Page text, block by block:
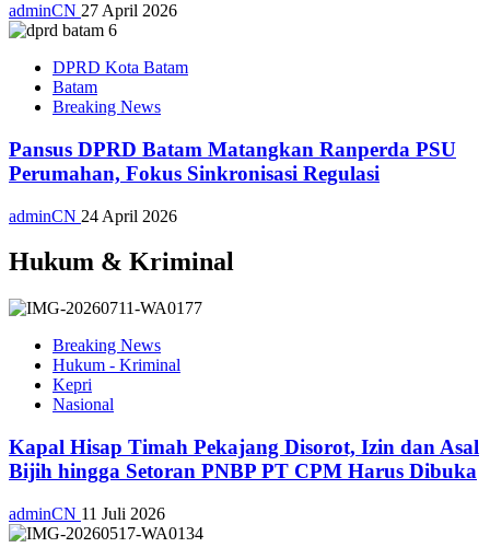
adminCN 27 April 2026
DPRD Kota Batam
Batam
Breaking News
Pansus DPRD Batam Matangkan Ranperda PSU
Perumahan, Fokus Sinkronisasi Regulasi
adminCN 24 April 2026
Hukum & Kriminal
Breaking News
Hukum - Kriminal
Kepri
Nasional
Kapal Hisap Timah Pekajang Disorot, Izin dan Asal
Bijih hingga Setoran PNBP PT CPM Harus Dibuka
adminCN 11 Juli 2026